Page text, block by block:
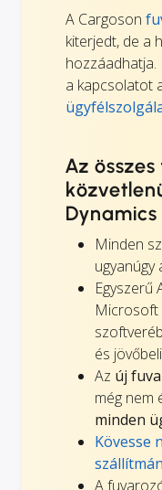
A Cargoson
kiterjedt, de a
hozzáadhatja.
a kapcsolatot
Az
Minden
ugyanúgy
Egyszerű
Microsoft
és jövőbeli
Az új
még nem
minden
Kövesse
A